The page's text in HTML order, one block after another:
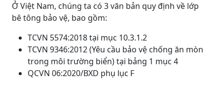
Ở Việt Nam, chúng ta có 3 văn bản quy định về lớp
bê tông bảo vệ, bao gồm:
TCVN 5574:2018 tại mục 10.3.1.2
TCVN 9346:2012 (Yêu cầu bảo vệ chống ăn mòn
trong môi trường biển) tại bảng 1 mục 4
QCVN 06:2020/BXD phụ lục F